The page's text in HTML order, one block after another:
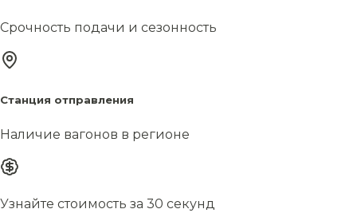
Срочность подачи и сезонность
Станция отправления
Наличие вагонов в регионе
Узнайте стоимость за 30 секунд